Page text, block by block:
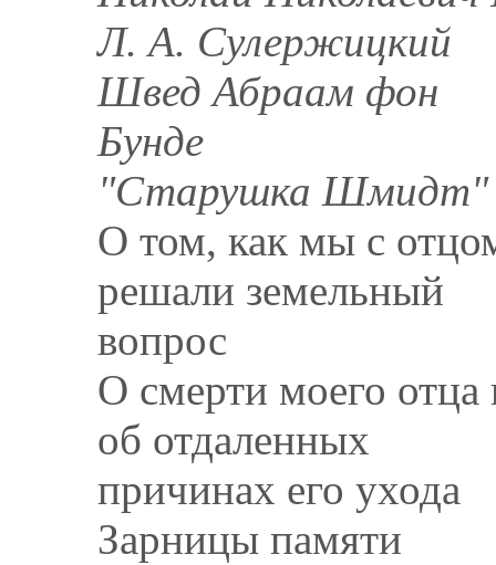
Л. А. Сулержицкий
Швед Абраам фон
Бунде
"Старушка Шмидт"
О том, как мы с
решали земельный
вопрос
О смерти моего отца
об отдаленных
причинах его ухода
Зарницы памяти